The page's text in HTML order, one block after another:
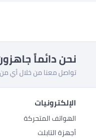
نحن دائماً
تواصل معنا من خلال أي من
الإلكترونيات
الهواتف المتحركة
أجهزة التابلت